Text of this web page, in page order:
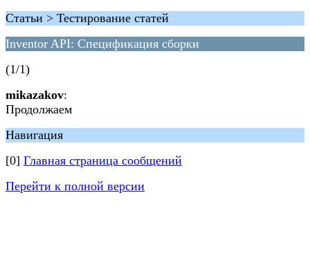
Статьи > Тестирование статей
Inventor API: Спецификация сборки
(1/1)
mikazakov:
Продолжаем
Навигация
[0] Главная страница сообщений
Перейти к полной версии